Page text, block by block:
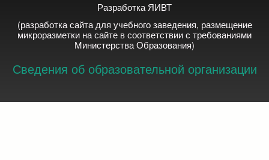
Разработка ЯИВТ
(разработка сайта для учебного заведения, размещение
микроразметки на сайте в соответствии с требованиями
Министерства Образования)
Сведения об образовательной организации